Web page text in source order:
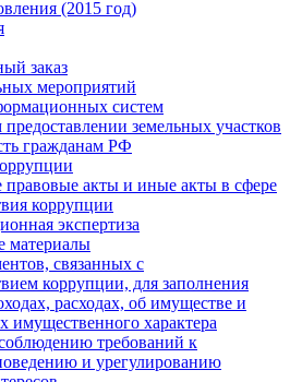
(2015 год)
заказ
мероприятий
систем
земельных участков
гражданам РФ
акты и иные акты в сфере
коррупции
экспертиза
материалы
связанных с
коррупции, для заполнения
расходах, об имуществе и
имущественного характера
требований к
и урегулированию